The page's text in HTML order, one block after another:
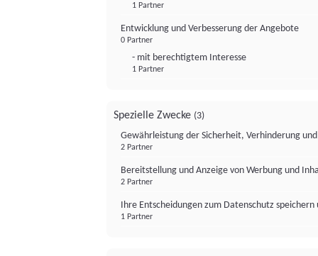
1 Partner
Entwicklung und Verbesserung der Angebote
0 Partner
- mit berechtigtem Interesse
1 Partner
Spezielle Zwecke (3)
Gewährleistung der Sicherheit, Verhinderung
2 Partner
Bereitstellung und Anzeige von Werbung und
2 Partner
Ihre Entscheidungen zum Datenschutz
1 Partner